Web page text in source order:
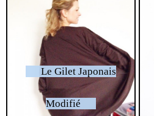
Le Gilet Japonais
Modifié